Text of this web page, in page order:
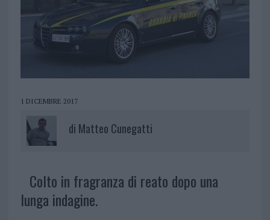
1 DICEMBRE 2017
di Matteo Cunegatti
Colto in fragranza di reato dopo una
lunga indagine.